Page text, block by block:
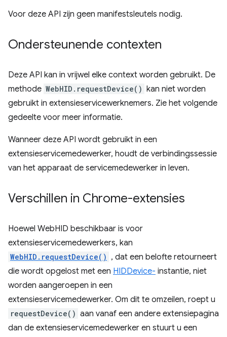
Voor deze API zijn geen manifestsleutels nodig.
Ondersteunende contexten
Deze API kan in vrijwel elke context worden gebruikt. De
methode WebHID.requestDevice() kan niet worden
gebruikt in extensieservicewerknemers. Zie het volgende
gedeelte voor meer informatie.
Wanneer deze API wordt gebruikt in een
extensieservicemedewerker, houdt de verbindingssessie
van het apparaat de servicemedewerker in leven.
Verschillen in Chrome-extensies
Hoewel WebHID beschikbaar is voor
extensieservicemedewerkers, kan
WebHID.requestDevice() , dat een belofte retourneert
die wordt opgelost met een HIDDevice- instantie, niet
worden aangeroepen in een
extensieservicemedewerker. Om dit te omzeilen, roept u
requestDevice() aan vanaf een andere extensiepagina
dan de extensieservicemedewerker en stuurt u een